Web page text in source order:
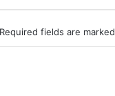
Required fields are marked